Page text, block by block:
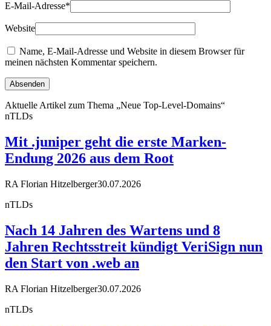
E-Mail-Adresse*
Website
Name, E-Mail-Adresse und Website in diesem Browser für
meinen nächsten Kommentar speichern.
Aktuelle Artikel zum Thema „Neue Top-Level-Domains“
nTLDs
Mit .juniper geht die erste Marken-
Endung 2026 aus dem Root
RA Florian Hitzelberger30.07.2026
nTLDs
Nach 14 Jahren des Wartens und 8
Jahren Rechtsstreit kündigt VeriSign nun
den Start von .web an
RA Florian Hitzelberger30.07.2026
nTLDs